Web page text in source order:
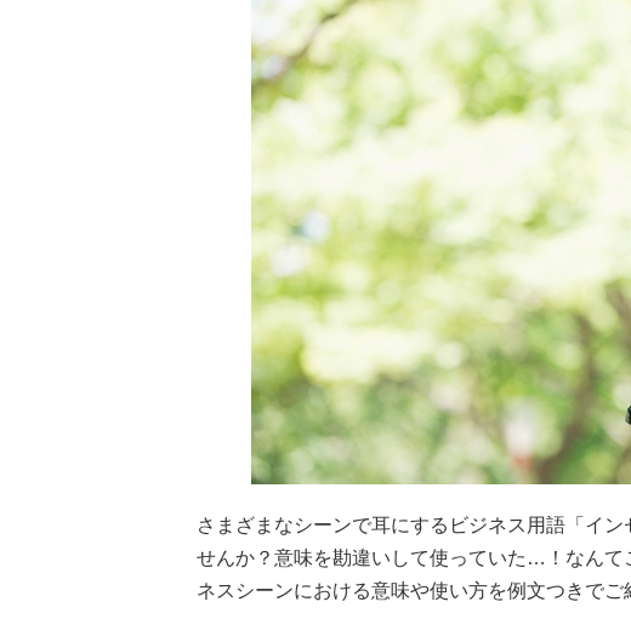
さまざまなシーンで耳にするビジネス用語「イ
せんか？意味を勘違いして使っていた…！なん
ネスシーンにおける意味や使い方を例文つきでご